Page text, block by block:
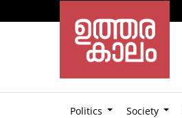
Politics Society